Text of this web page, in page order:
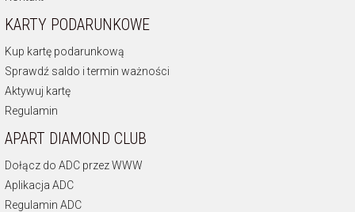
KARTY PODARUNKOWE
Kup kartę podarunkową
Sprawdź saldo i termin ważności
Aktywuj kartę
Regulamin
APART DIAMOND CLUB
Dołącz do ADC przez WWW
Aplikacja ADC
Regulamin ADC